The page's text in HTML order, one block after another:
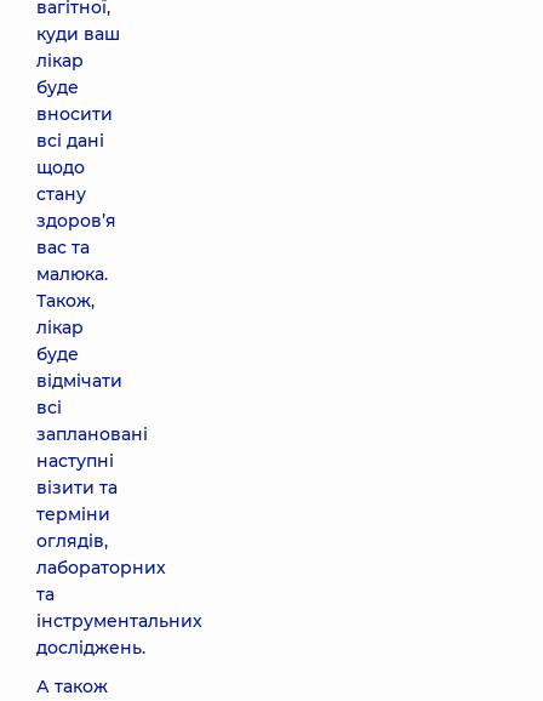
вагітної,
куди ваш
лікар
буде
вносити
всі дані
щодо
стану
здоров’я
вас та
малюка.
Також,
лікар
буде
відмічати
всі
заплановані
наступні
візити та
терміни
оглядів,
лабораторних
та
інструментальних
досліджень.
А також